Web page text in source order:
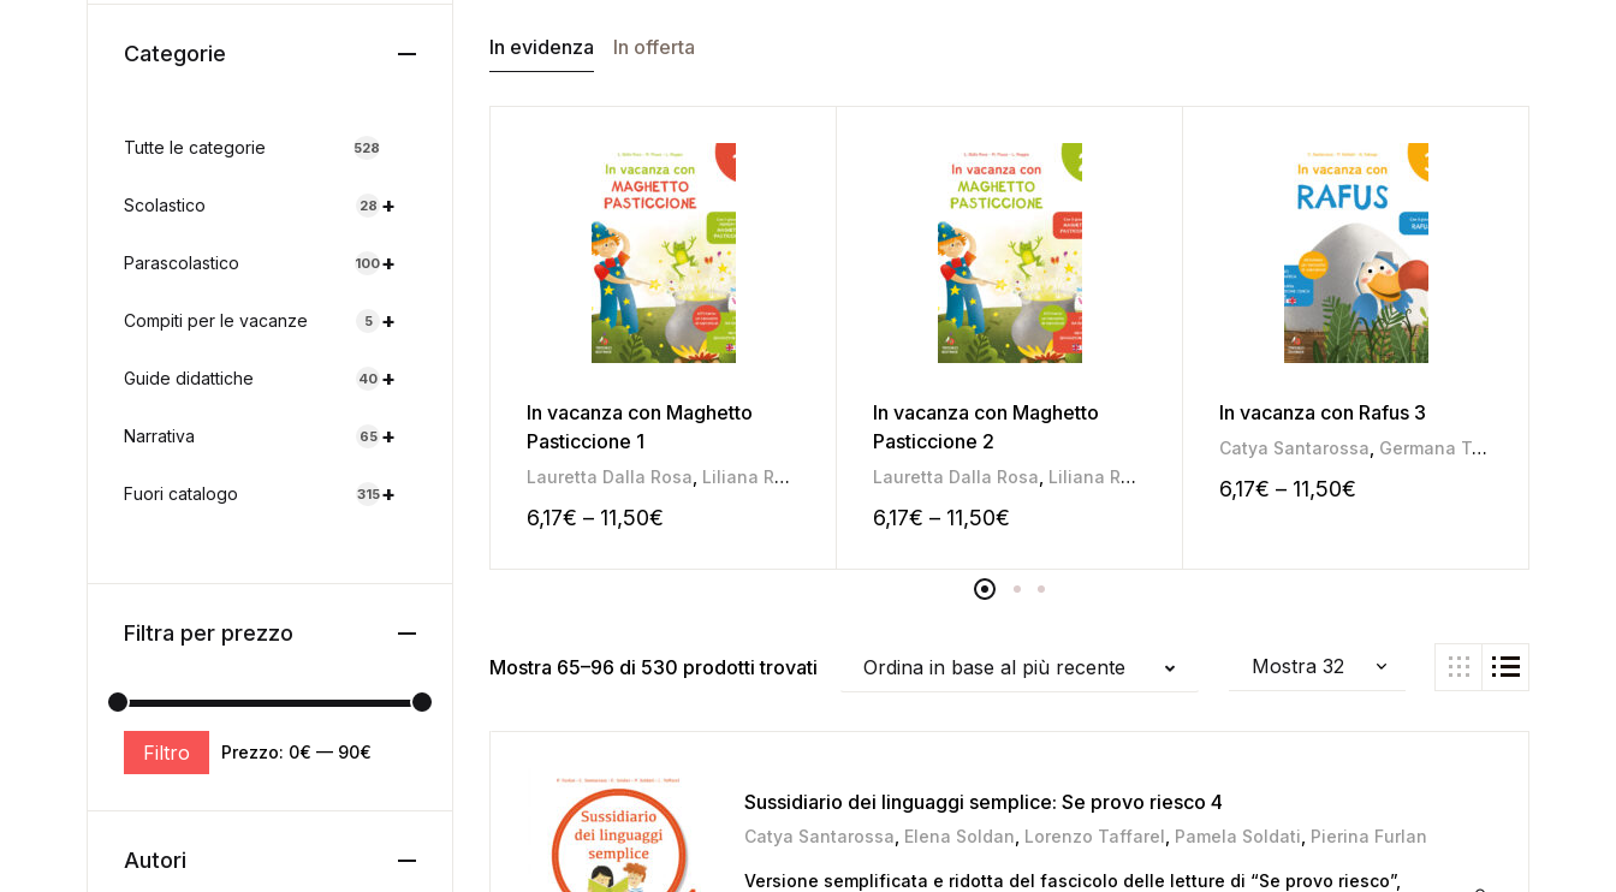
In evidenza In offerta
In vacanza con Maghetto
Pasticcione 1
Lauretta Dalla Rosa Liliana Roggia Mariateresa Pozza
6,17€ – 11,50€
In vacanza con Maghetto
Pasticcione 2
Lauretta Dalla Rosa Liliana Roggia Mariateresa Pozza
6,17€ – 11,50€
In vacanza con Rafus 3
Catya Santarossa Germana Taboga
6,17€ – 11,50€
Mostra 65–96 di 530 prodotti trovati Ordina in base al più recente
Sussidiario dei linguaggi semplice: Se provo riesco 4
Catya Santarossa Elena Soldan Lorenzo Taffarel Pamela Soldati Pierina Furlan
Versione semplificata e ridotta del fascicolo delle letture di “Se provo riesco”,
Categorie
Tutte le categorie 528
+
Scolastico 28
+
Parascolastico 100
+
Compiti per le vacanze 5
+
Guide didattiche 40
+
Narrativa 65
+
Fuori catalogo 315
Filtra per prezzo
Filtro Prezzo: 0€ — 90€
Autori